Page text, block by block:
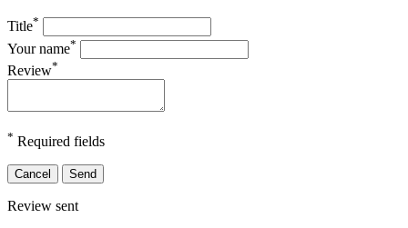
Title*
Your name*
Review*
* Required fields
Cancel Send
Review sent